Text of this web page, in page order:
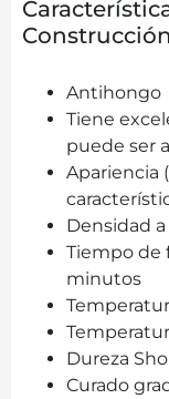
Antihongo
Tiene
puede ser
Apariencia
Densidad a
Tiempo de
minutos
Dureza
Curado